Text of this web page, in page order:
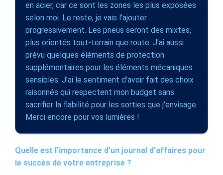
en acier, car ce sont les zones les plus exposées
selon moi. Le reste, je vais l'ajouter
progressivement. Les pneus seront des mixtes,
plus orientés tout-terrain que route. J'ai aussi
prévu quelques éléments de protection
supplémentaires pour les éléments mécaniques
sensibles. J'ai le sentiment d'avoir fait des choix
raisonnés qui respectent mon budget sans
sacrifier la fiabilité pour les sorties que j'envisage.
Merci encore pour vos lumières !
Quelle est l'importance d'un journal d'affaires pour
le succès de votre entreprise ?